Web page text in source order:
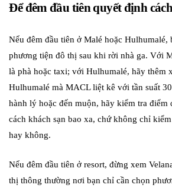
Để đêm đầu tiên quyết định
Nếu đêm đầu tiên ở Malé hoặc Hulhumalé,
phương tiện đô thị sau khi rời nhà ga. Với
là phà hoặc taxi; với Hulhumalé, hãy thêm
Hulhumalé mà MACL liệt kê với tần suất
hành lý hoặc đến muộn, hãy kiểm tra điểm
cách khách sạn bao xa, chứ không chỉ
hay không.
Nếu đêm đầu tiên ở resort, đừng xem
thị thông thường nơi bạn chỉ cần chọn